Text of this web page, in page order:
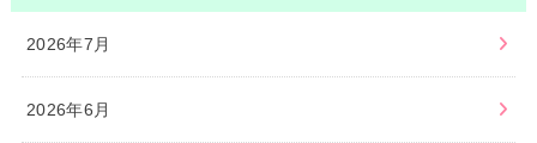
2026年7月
2026年6月